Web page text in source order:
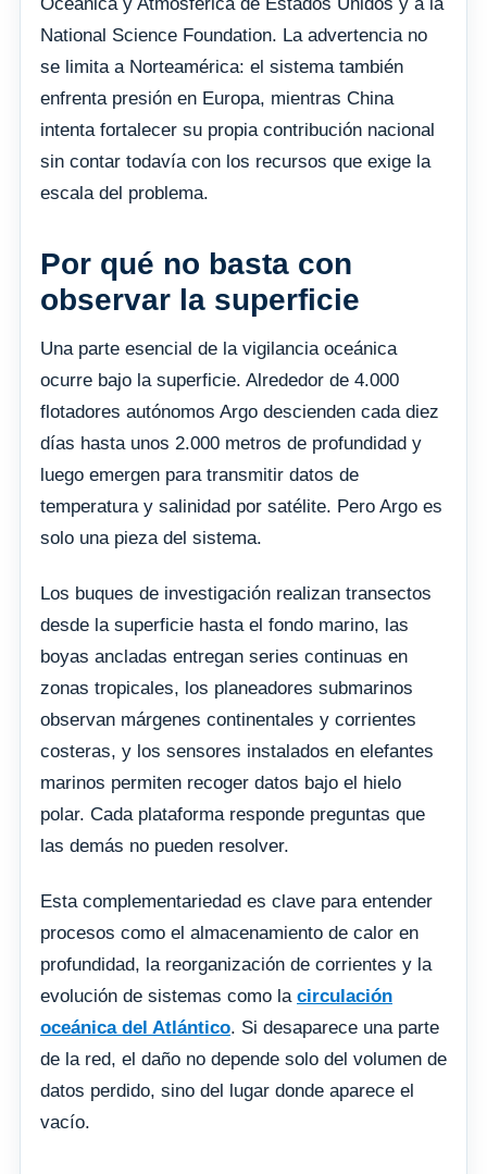
National Science Foundation. La advertencia no
se limita a Norteamérica: el sistema también
enfrenta presión en Europa, mientras China
intenta fortalecer su propia contribución nacional
sin contar todavía con los recursos que exige la
escala del problema.
Por qué no basta con
observar la superficie
Una parte esencial de la vigilancia oceánica
ocurre bajo la superficie. Alrededor de 4.000
flotadores autónomos Argo descienden cada diez
días hasta unos 2.000 metros de profundidad y
luego emergen para transmitir datos de
temperatura y salinidad por satélite. Pero Argo es
solo una pieza del sistema.
Los buques de investigación realizan transectos
desde la superficie hasta el fondo marino, las
boyas ancladas entregan series continuas en
zonas tropicales, los planeadores submarinos
observan márgenes continentales y corrientes
costeras, y los sensores instalados en elefantes
marinos permiten recoger datos bajo el hielo
polar. Cada plataforma responde preguntas que
las demás no pueden resolver.
Esta complementariedad es clave para entender
procesos como el almacenamiento de calor en
profundidad, la reorganización de corrientes y la
evolución de sistemas como la circulación
oceánica del Atlántico. Si desaparece una parte
de la red, el daño no depende solo del volumen de
datos perdido, sino del lugar donde aparece el
vacío.